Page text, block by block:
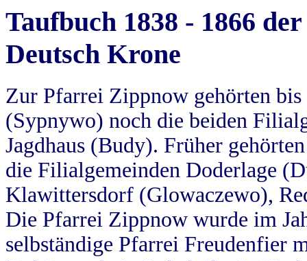
Taufbuch 1838 - 1866
Deutsch Krone
Zur Pfarrei Zippnow gehörten
(Sypnywo) noch die beiden
Jagdhaus (Budy). Früher
die Filialgemeinden Doderlage
Klawittersdorf (Glowaczewo),
Die Pfarrei Zippnow wurde im
selbständige Pfarrei Freudenfier